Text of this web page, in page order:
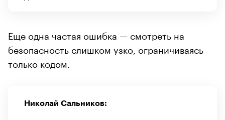
Еще одна частая ошибка — смотреть на
безопасность слишком узко, ограничиваясь
только кодом.
Николай Сальников: